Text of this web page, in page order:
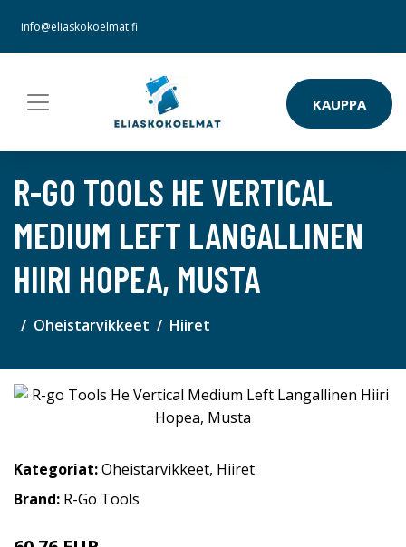
info@eliaskokoelmat.fi
KAUPPA
R-GO TOOLS HE VERTICAL
MEDIUM LEFT LANGALLINEN
HIIRI HOPEA, MUSTA
Oheistarvikkeet Hiiret
Kategoriat:Oheistarvikkeet, Hiiret
Brand: R-Go Tools